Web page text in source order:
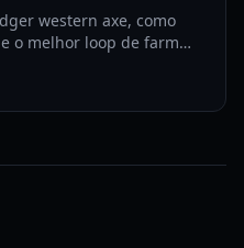
western axe, como
o melhor loop de farm